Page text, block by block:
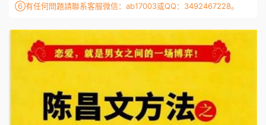
⑥有任何問題請聯系客服微信：ab17003或QQ：3492467228。